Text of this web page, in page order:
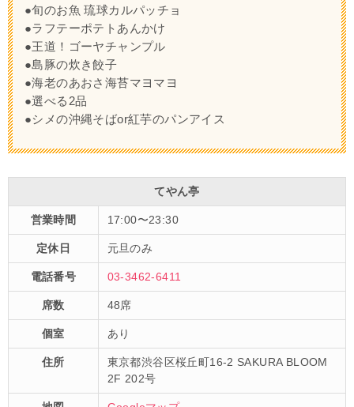
●旬のお魚 琉球カルパッチョ
●ラフテーポテトあんかけ
●王道！ゴーヤチャンプル
●島豚の炊き餃子
●海老のあおさ海苔マヨマヨ
●選べる2品
●シメの沖縄そばor紅芋のパンアイス
てやん亭
営業時間 17:00〜23:30
定休日 元旦のみ
電話番号 03-3462-6411
席数 48席
個室 あり
住所
東京都渋谷区桜丘町16-2 SAKURA BLOOM
2F 202号